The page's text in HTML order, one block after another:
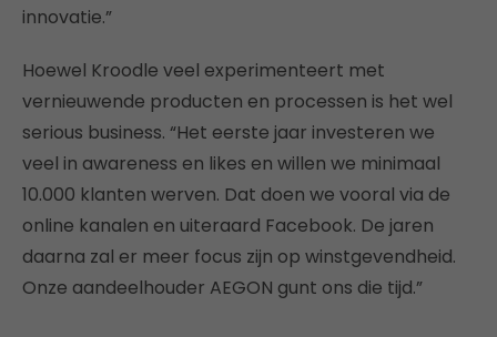
innovatie.”
Hoewel Kroodle veel experimenteert met
vernieuwende producten en processen is het wel
serious business. “Het eerste jaar investeren we
veel in awareness en likes en willen we minimaal
10.000 klanten werven. Dat doen we vooral via de
online kanalen en uiteraard Facebook. De jaren
daarna zal er meer focus zijn op winstgevendheid.
Onze aandeelhouder AEGON gunt ons die tijd.”